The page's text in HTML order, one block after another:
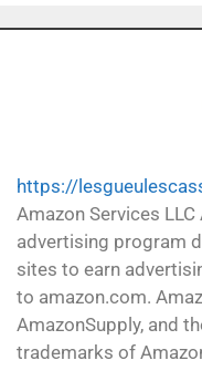
https://
Amazon Services
advertising program
sites to earn
to amazon.com.
AmazonSupply, and
trademarks of